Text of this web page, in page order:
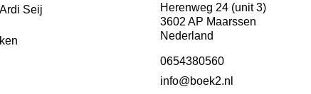
Seij
Herenweg 24 (unit 3)
3602 AP Maarssen
Nederland
0654380560
info@boek2.nl